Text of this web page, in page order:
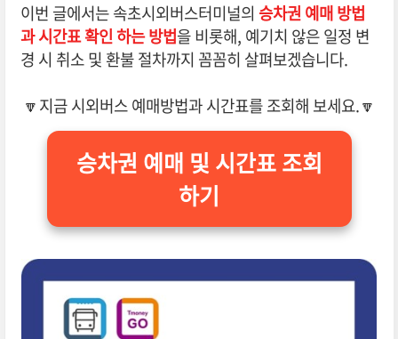
이번 글에서는 속초시외버스터미널의 승차권 예매 방법
과 시간표 확인 하는 방법을 비롯해, 예기치 않은 일정 변
경 시 취소 및 환불 절차까지 꼼꼼히 살펴보겠습니다.
🔽지금 시외버스 예매방법과 시간표를 조회해 보세요.🔽
승차권 예매 및 시간표 조회
하기